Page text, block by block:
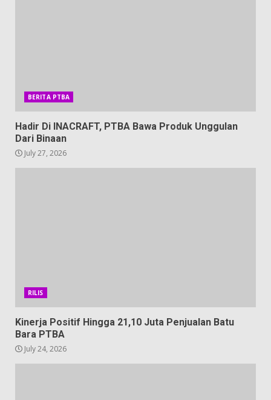
BERITA PTBA
Hadir Di INACRAFT, PTBA Bawa Produk Unggulan
Dari Binaan
July 27, 2026
RILIS
Kinerja Positif Hingga 21,10 Juta Penjualan Batu
Bara PTBA
July 24, 2026